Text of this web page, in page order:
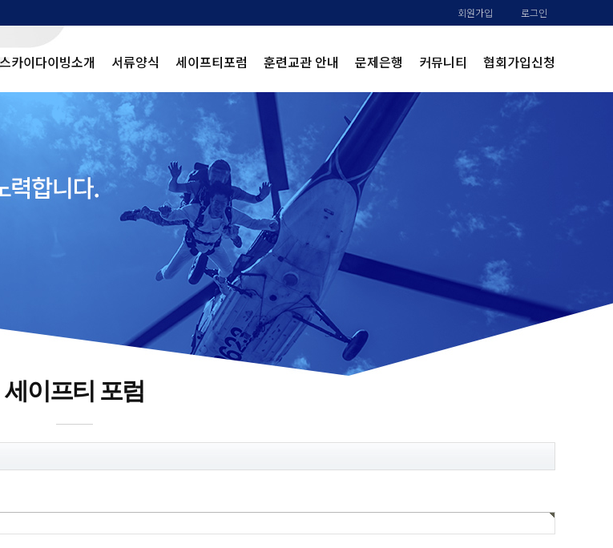
회원가입 로그인
스카이다이빙소개 서류양식 세이프티포럼 훈련교관 안내 문제은행 커뮤니티 협회가입신청
세이프티 포럼